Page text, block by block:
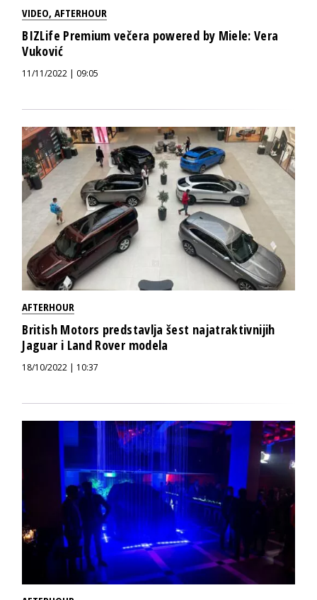
VIDEO,AFTERHOUR
BIZLife Premium večera powered by Miele: Vera
Vuković
11/11/2022 | 09:05
AFTERHOUR
British Motors predstavlja šest najatraktivnijih
Jaguar i Land Rover modela
18/10/2022 | 10:37